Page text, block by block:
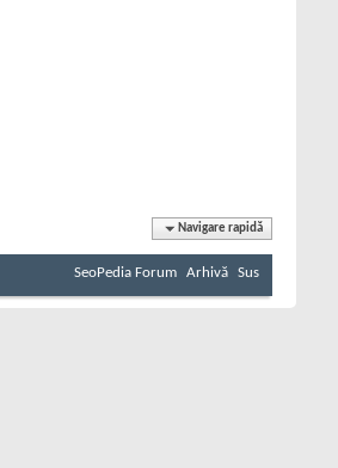
Navigare rapidă
SeoPedia Forum Arhivă Sus